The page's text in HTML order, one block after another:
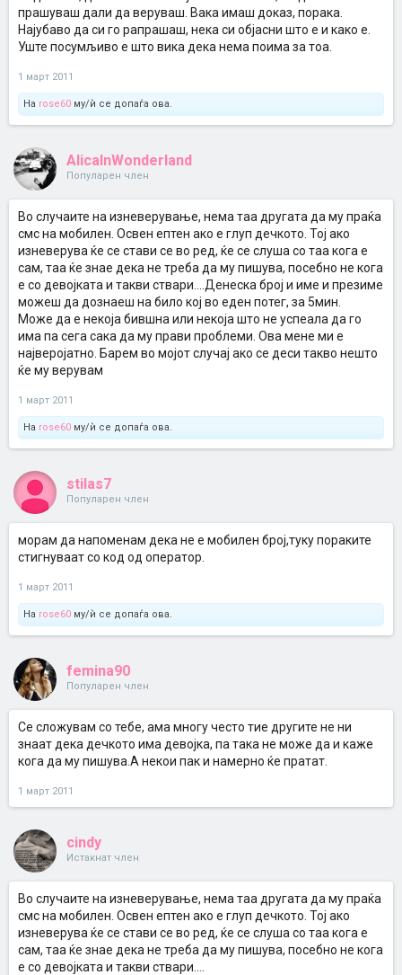
прашуваш дали да веруваш. Вака имаш доказ, порака.
Најубаво да си го рапрашаш, нека си објасни што е и како е.
Уште посумљиво е што вика дека нема поима за тоа.
1 март 2011
На rose60 му/ѝ се допаѓа ова.
AlicaInWonderland
Популарен член
Во случаите на изневерување, нема таа другата да му праќа
смс на мобилен. Освен ептен ако е глуп дечкото. Тој ако
изневерува ќе се стави се во ред, ќе се слуша со таа кога е
сам, таа ќе знае дека не треба да му пишува, посебно не кога
е со девојката и такви ствари....Денеска број и име и презиме
можеш да дознаеш на било кој во еден потег, за 5мин.
Може да е некоја бившна или некоја што не успеала да го
има па сега сака да му прави проблеми. Ова мене ми е
најверојатно. Барем во мојот случај ако се деси такво нешто
ќе му верувам
1 март 2011
На rose60 му/ѝ се допаѓа ова.
stilas7
Популарен член
морам да напоменам дека не е мобилен број,туку пораките
стигнуваат со код од оператор.
1 март 2011
На rose60 му/ѝ се допаѓа ова.
femina90
Популарен член
Се сложувам со тебе, ама многу често тие другите не ни
знаат дека дечкото има девојка, па така не може да и каже
кога да му пишува.А некои пак и намерно ќе пратат.
1 март 2011
cindy
Истакнат член
Во случаите на изневерување, нема таа другата да му праќа
смс на мобилен. Освен ептен ако е глуп дечкото. Тој ако
изневерува ќе се стави се во ред, ќе се слуша со таа кога е
сам, таа ќе знае дека не треба да му пишува, посебно не кога
е со девојката и такви ствари....